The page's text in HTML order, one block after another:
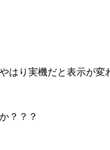
はり実機だと表示が変
？？？